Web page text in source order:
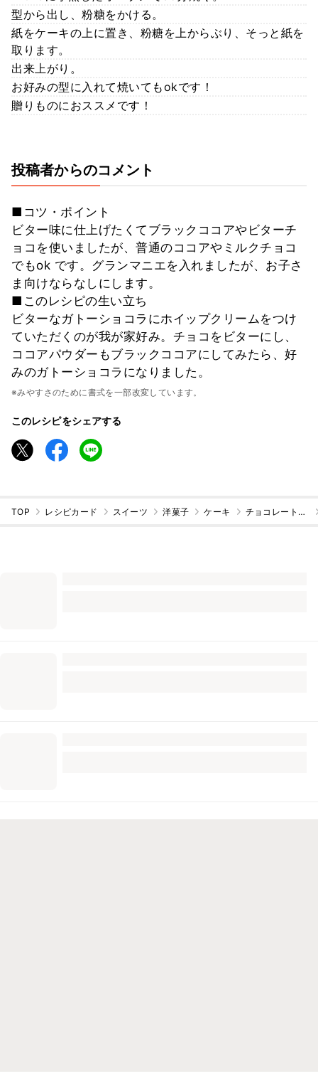
型から出し、粉糖をかける。
紙をケーキの上に置き、粉糖を上からぶり、そっと紙を
取ります。
出来上がり。
お好みの型に入れて焼いてもokです！
贈りものにおススメです！
投稿者からのコメント
■コツ・ポイント
ビター味に仕上げたくてブラックココアやビターチ
ョコを使いましたが、普通のココアやミルクチョコ
でもok です。グランマニエを入れましたが、お子さ
ま向けならなしにします。
■このレシピの生い立ち
ビターなガトーショコラにホイップクリームをつけ
ていただくのが我が家好み。チョコをビターにし、
ココアパウダーもブラックココアにしてみたら、好
みのガトーショコラになりました。
※みやすさのために書式を一部改変しています。
このレシピをシェアする
TOP レシピカード スイーツ 洋菓子 ケーキ チョコレートケーキ